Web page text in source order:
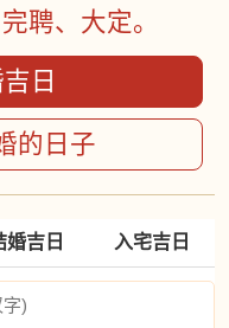
聘、大定。
日
的日子
婚吉日 入宅吉日